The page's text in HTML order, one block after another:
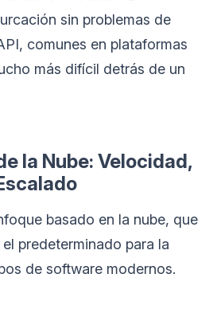
sin problemas de
comunes en plataformas
más difícil detrás de un
la Nube: Velocidad,
basado en la nube, que
predeterminado para la
de software modernos.